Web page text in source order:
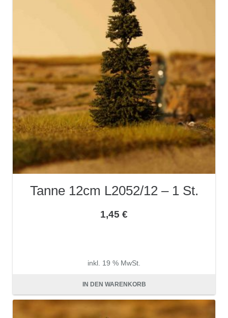
Tanne 12cm L2052/12 – 1 St.
1,45 €
inkl. 19 % MwSt.
zzgl.Versandkosten
IN DEN WARENKORB